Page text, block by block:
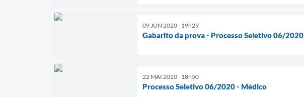
09 JUN 2020 - 19h29
Gabarito da prova - Processo Seletivo 06/2020
22 MAI 2020 - 18h50
Processo Seletivo 06/2020 - Médico